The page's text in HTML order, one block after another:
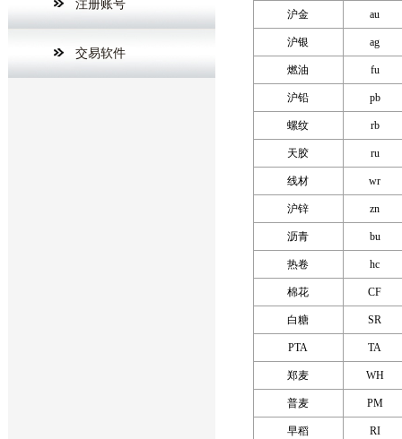
注册账号
交易软件
沪金 au
沪银 ag
燃油 fu
沪铅 pb
螺纹 rb
天胶 ru
线材 wr
沪锌 zn
沥青 bu
热卷 hc
棉花 CF
白糖 SR
PTA TA
郑麦 WH
普麦 PM
早稻 RI